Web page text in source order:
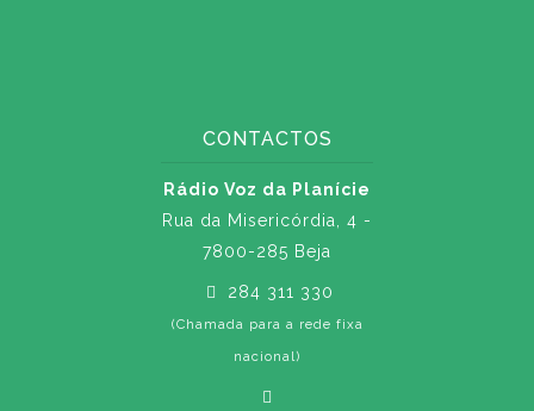
CONTACTOS
Rádio Voz da Planície
Rua da Misericórdia, 4 -
7800-285 Beja
284 311 330
(Chamada para a rede fixa
nacional)